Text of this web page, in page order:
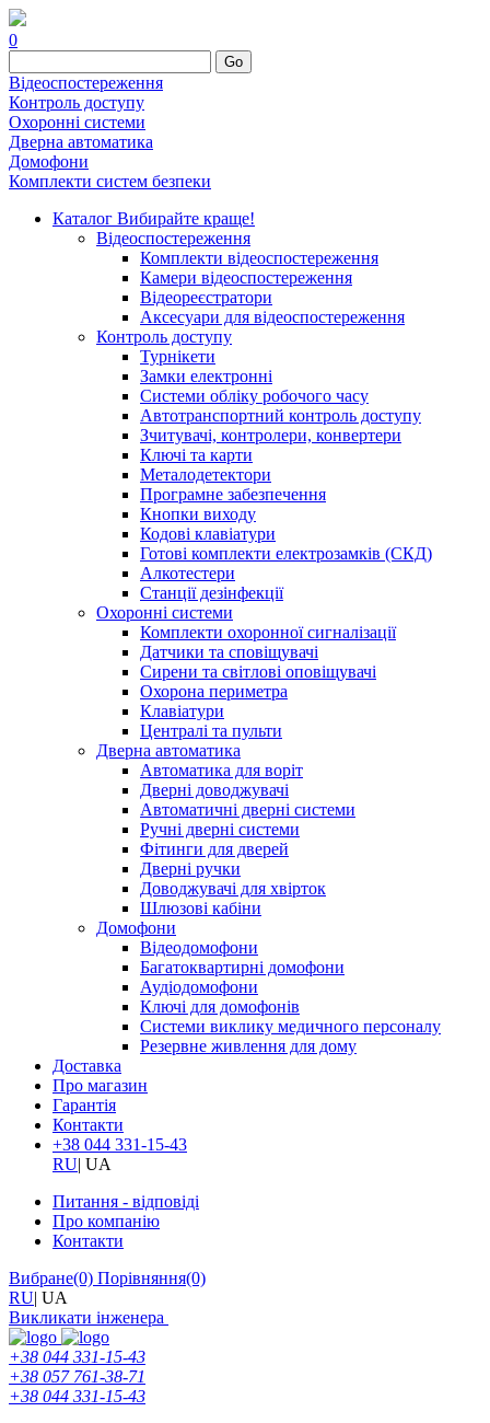
0
Go
Відеоспостереження
Контроль доступу
Охоронні системи
Дверна автоматика
Домофони
Комплекти систем безпеки
Каталог Вибирайте краще!
Відеоспостереження
Комплекти відеоспостереження
Камери відеоспостереження
Відеореєстратори
Аксесуари для відеоспостереження
Контроль доступу
Турнікети
Замки електронні
Системи обліку робочого часу
Автотранспортний контроль доступу
Зчитувачі, контролери, конвертери
Ключі та карти
Металодетектори
Програмне забезпечення
Кнопки виходу
Кодові клавіатури
Готові комплекти електрозамків (СКД)
Алкотестери
Станції дезінфекції
Охоронні системи
Комплекти охоронної сигналізації
Датчики та сповіщувачі
Сирени та світлові оповіщувачі
Охорона периметра
Клавіатури
Централі та пульти
Дверна автоматика
Автоматика для воріт
Дверні доводжувачі
Автоматичні дверні системи
Ручні дверні системи
Фітинги для дверей
Дверні ручки
Доводжувачі для хвірток
Шлюзові кабіни
Домофони
Відеодомофони
Багатоквартирні домофони
Аудіодомофони
Ключі для домофонів
Системи виклику медичного персоналу
Резервне живлення для дому
Доставка
Про магазин
Гарантія
Контакти
+38 044 331-15-43
RU| UA
Питання - відповіді
Про компанію
Контакти
Вибране(0) Порівняння(0)
RU| UA
Викликати інженера
+38 044 331-15-43
+38 057 761-38-71
+38 044 331-15-43